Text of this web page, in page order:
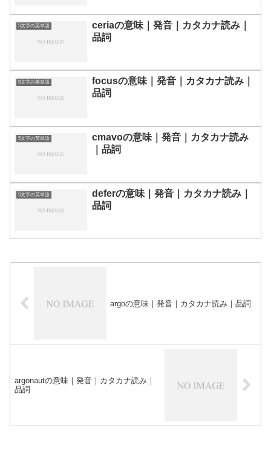
5文字の英単語
ceriaの意味｜発音｜カタカナ読み｜
品詞
5文字の英単語
focusの意味｜発音｜カタカナ読み｜
品詞
5文字の英単語
cmavoの意味｜発音｜カタカナ読み
｜品詞
5文字の英単語
deferの意味｜発音｜カタカナ読み｜
品詞
argoの意味｜発音｜カタカナ読み｜品詞
argonautの意味｜発音｜カタカナ読み｜
品詞